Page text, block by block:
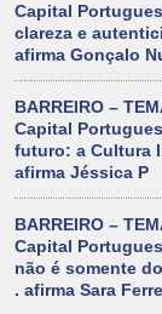
Capital
clareza e
afirma Gonçalo
BARREIRO –
Capital
futuro: a Cultura
afirma Jéssica P
BARREIRO –
Capital
não é somente
. afirma Sara